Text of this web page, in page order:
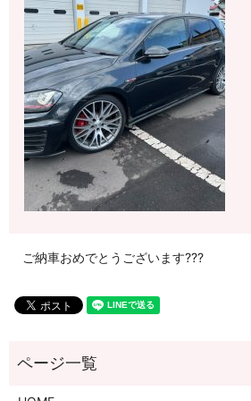
ご納車おめでとうございます???